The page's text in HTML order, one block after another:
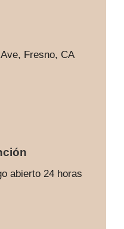
Fresno, CA
abierto 24 horas